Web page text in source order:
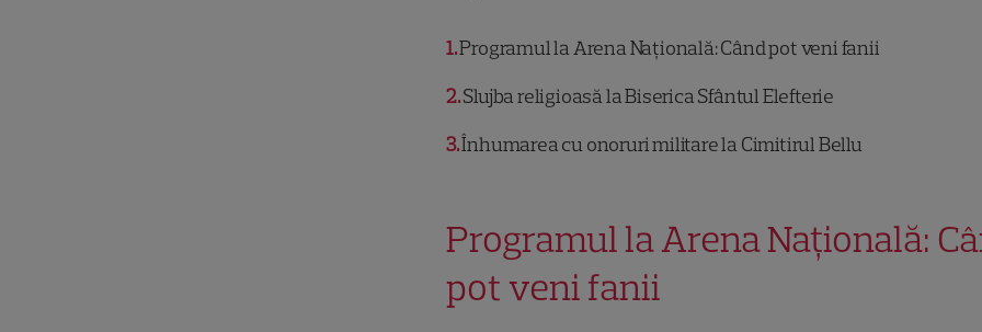
1Programul la Arena Națională: Când pot veni fanii
2Slujba religioasă la Biserica Sfântul Elefterie
3Înhumarea cu onoruri militare la Cimitirul Bellu
Programul la Arena Națională:
pot veni fanii